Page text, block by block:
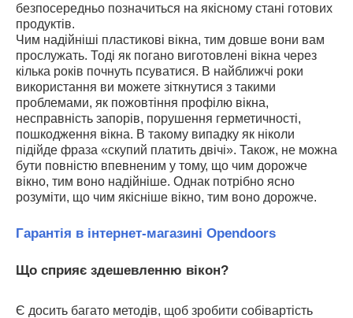
безпосередньо позначиться на якісному стані готових
продуктів.
Чим надійніші пластикові вікна, тим довше вони вам
прослужать. Тоді як погано виготовлені вікна через
кілька років почнуть псуватися. В найближчі роки
використання ви можете зіткнутися з такими
проблемами, як пожовтіння профілю вікна,
несправність запорів, порушення герметичності,
пошкодження вікна. В такому випадку як ніколи
підійде фраза «скупий платить двічі». Також, не можна
бути повністю впевненим у тому, що чим дорожче
вікно, тим воно надійніше. Однак потрібно ясно
розуміти, що чим якісніше вікно, тим воно дорожче.
Гарантія в інтернет-магазині Opendoors
Що сприяє здешевленню вікон?
Є досить багато методів, щоб зробити собівартість